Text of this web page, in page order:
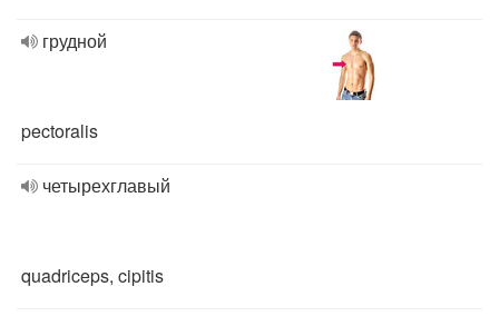
грудной
pectoralis
четырехглавый
quadriceps, cipitis